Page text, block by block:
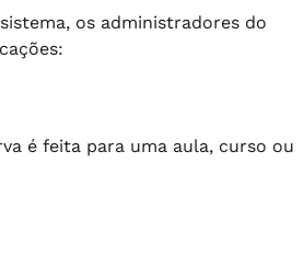
os administradores do
é feita para uma aula, curso ou